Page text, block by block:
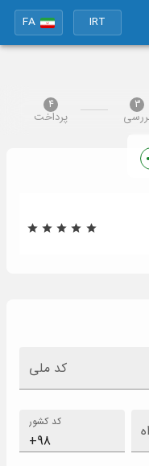
IRT
FA
3
4
پرداخت
کد ملی
کد کشور